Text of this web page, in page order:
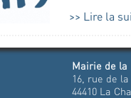
Lire la
Mairie de la
16, rue de
44410 La